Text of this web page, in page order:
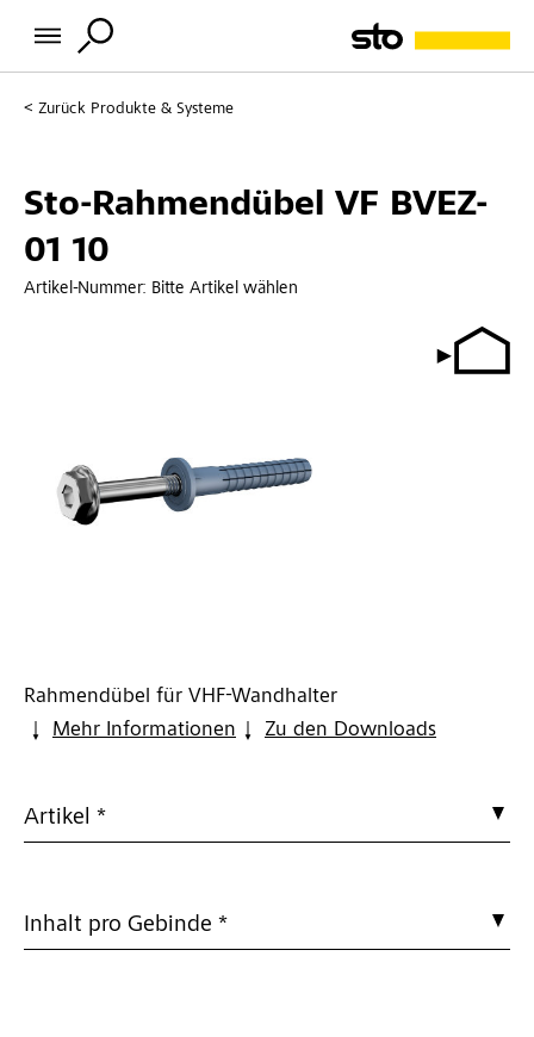
Zurück Produkte & Systeme
Sto-Rahmendübel VF BVEZ-
01 10
Artikel-Nummer: Bitte Artikel wählen
Rahmendübel für VHF-Wandhalter
Mehr Informationen
Zu den Downloads
Artikel *
Inhalt pro Gebinde *